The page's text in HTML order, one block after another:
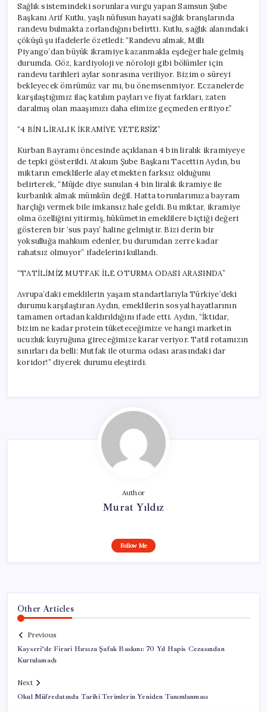
Sağlık sistemindeki sorunlara vurgu yapan Samsun Şube
Başkanı Arif Kutlu, yaşlı nüfusun hayati sağlık branşlarında
randevu bulmakta zorlandığını belirtti. Kutlu, sağlık alanındaki
çöküşü şu ifadelerle özetledi: “Randevu almak, Milli
Piyango’dan büyük ikramiye kazanmakla eşdeğer hale gelmiş
durumda. Göz, kardiyoloji ve nöroloji gibi bölümler için
randevu tarihleri aylar sonrasına veriliyor. Bizim o süreyi
bekleyecek ömrümüz var mı, bu önemsenmiyor. Eczanelerde
karşılaştığımız ilaç katılım payları ve fiyat farkları, zaten
daralmış olan maaşımızı daha elimize geçmeden eritiyor.”
“4 BİN LİRALIK İKRAMİYE YETERSİZ”
Kurban Bayramı öncesinde açıklanan 4 bin liralık ikramiyeye
de tepki gösterildi. Atakum Şube Başkanı Tacettin Aydın, bu
miktarın emeklilerle alay etmekten farksız olduğunu
belirterek, “Müjde diye sunulan 4 bin liralık ikramiye ile
kurbanlık almak mümkün değil. Hatta torunlarımıza bayram
harçlığı vermek bile imkansız hale geldi. Bu miktar, ikramiye
olma özelliğini yitirmiş, hükümetin emeklilere biçtiği değeri
gösteren bir ‘sus payı’ haline gelmiştir. Bizi derin bir
yoksulluğa mahkum edenler, bu durumdan zerre kadar
rahatsız olmuyor” ifadelerini kullandı.
“TATİLİMİZ MUTFAK İLE OTURMA ODASI ARASINDA”
Avrupa’daki emeklilerin yaşam standartlarıyla Türkiye’deki
durumu karşılaştıran Aydın, emeklilerin sosyal hayatlarının
tamamen ortadan kaldırıldığını ifade etti. Aydın, “İktidar,
bizim ne kadar protein tüketeceğimize ve hangi marketin
ucuzluk kuyruğuna gireceğimize karar veriyor. Tatil rotamızın
sınırları da belli: Mutfak ile oturma odası arasındaki dar
koridor!” diyerek durumu eleştirdi.
Author
Murat Yıldız
Follow Me
Other Articles
Previous
Kayseri’de Firari Hırsıza Şafak Baskını: 70 Yıl Hapis Cezasından
Kurtulamadı
Next
Okul Müfredatında Tarihi Terimlerin Yeniden Tanımlanması